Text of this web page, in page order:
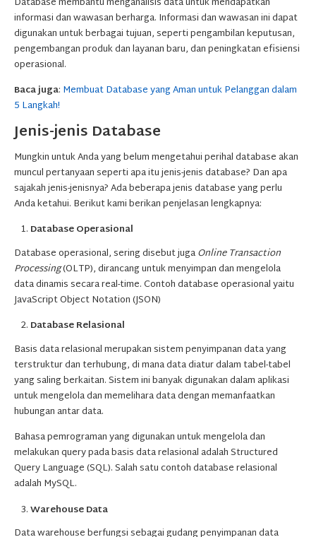
informasi dan wawasan berharga. Informasi dan wawasan ini dapat
digunakan untuk berbagai tujuan, seperti pengambilan keputusan,
pengembangan produk dan layanan baru, dan peningkatan efisiensi
operasional.
Baca juga: Membuat Database yang Aman untuk Pelanggan dalam
5 Langkah!
Jenis-jenis Database
Mungkin untuk Anda yang belum mengetahui perihal database akan
muncul pertanyaan seperti apa itu jenis-jenis database? Dan apa
sajakah jenis-jenisnya? Ada beberapa jenis database yang perlu
Anda ketahui. Berikut kami berikan penjelasan lengkapnya:
Database Operasional
Database operasional, sering disebut jugaOnline Transaction
Processing(OLTP), dirancang untuk menyimpan dan mengelola
data dinamis secara real-time. Contoh database operasional yaitu
JavaScript Object Notation (JSON)
Database Relasional
Basis data relasional merupakan sistem penyimpanan data yang
terstruktur dan terhubung, di mana data diatur dalam tabel-tabel
yang saling berkaitan. Sistem ini banyak digunakan dalam aplikasi
untuk mengelola dan memelihara data dengan memanfaatkan
hubungan antar data.
Bahasa pemrograman yang digunakan untuk mengelola dan
melakukan query pada basis data relasional adalah Structured
Query Language (SQL). Salah satu contoh database relasional
adalah MySQL.
Warehouse Data